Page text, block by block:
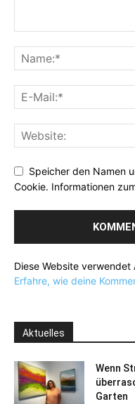
Speicher den Namen
Cookie. Informationen
Diese Website
Erfahre, wie deine
Aktuelles
Wenn
Garten